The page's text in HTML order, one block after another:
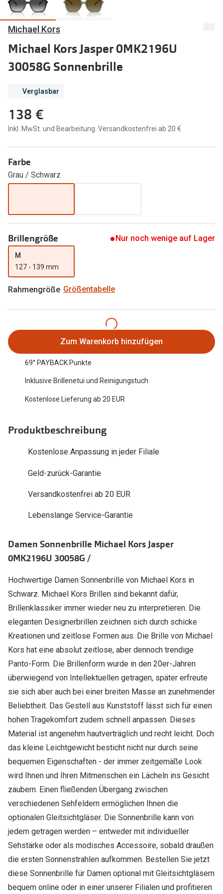
Marken
Ray-Ban
DbyD
Prada
Seen
Miu Miu
alle Marken
Ratgeber
Gleitsicht Ratgeber
Alle Brillen Ratgeber
Angebote
Brillen 2 für 1
20% auf selbsttönende Gläser
Back to School: 50% auf die zweite Kinderbrille
Nuance Audio Brille
Ray-Ban Meta
Oakley Meta
Brillentrends 2026
Brillenglas Typen
Transitions Gläser
Blaulichtfilter
Stellest®-Brillengläser
Zubehör
Brillenbügel
Brillenetuis
Brillenkettchen
Oakley
Zubehör
Michael Kors
Michael Kors Jasper 0MK2196U
30058G Sonnenbrille
Verglasbar
138 €
Inkl. MwSt. und Bearbeitung. Versandkostenfrei ab 20 €
Farbe
Grau / Schwarz
Brillengröße Nur noch wenige auf Lager
M
127 - 139 mm
Rahmengröße Größentabelle
Zum Warenkorb hinzufügen
69° PAYBACK Punkte
Inklusive Brillenetui und Reinigungstuch
Kostenlose Lieferung ab 20 EUR
Produktbeschreibung
Kostenlose Anpassung in jeder Filiale
Geld-zurück-Garantie
Versandkostenfrei ab 20 EUR
Lebenslange Service-Garantie
Damen Sonnenbrille Michael Kors Jasper
0MK2196U 30058G /
Hochwertige Damen Sonnenbrille von Michael Kors in
Schwarz. Michael Kors Brillen sind bekannt dafür,
Brillenklassiker immer wieder neu zu interpretieren. Die
eleganten Designerbrillen zeichnen sich durch schicke
Kreationen und zeitlose Formen aus. Die Brille von Michael
Kors hat eine absolut zeitlose, aber dennoch trendige
Panto-Form. Die Brillenform wurde in den 20er-Jahren
überwiegend von Intellektuellen getragen, später erfreute
sie sich aber auch bei einer breiten Masse an zunehmender
Beliebtheit. Das Gestell aus Kunststoff lässt sich für einen
hohen Tragekomfort zudem schnell anpassen. Dieses
Material ist angenehm hautverträglich und recht leicht. Doch
das kleine Leichtgewicht besticht nicht nur durch seine
bequemen Eigenschaften - der immer zeitgemäße Look
wird Ihnen und Ihren Mitmenschen ein Lächeln ins Gesicht
zaubern. Einen fließenden Übergang zwischen
verschiedenen Sehfeldern ermöglichen Ihnen die
optionalen Gleitsichtgläser. Die Sonnenbrille kann von
jedem getragen werden – entweder mit individueller
Sehstärke oder als modisches Accessoire, sobald draußen
die ersten Sonnenstrahlen aufkommen. Bestellen Sie jetzt
diese Sonnenbrille für Damen optional mit Gleitsichtgläsern
bequem online oder in einer unserer Filialen und profitieren